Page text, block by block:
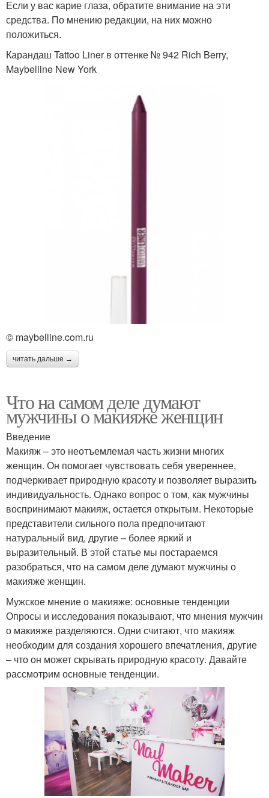
Если у вас карие глаза, обратите внимание на эти
средства. По мнению редакции, на них можно
положиться.
Карандаш Tattoo Liner в оттенке № 942 Rich Berry,
Maybelline New York
© maybelline.com.ru
читать дальше →
Что на самом деле думают
мужчины о макияже женщин
Введение
Макияж – это неотъемлемая часть жизни многих
женщин. Он помогает чувствовать себя увереннее,
подчеркивает природную красоту и позволяет выразить
индивидуальность. Однако вопрос о том, как мужчины
воспринимают макияж, остается открытым. Некоторые
представители сильного пола предпочитают
натуральный вид, другие – более яркий и
выразительный. В этой статье мы постараемся
разобраться, что на самом деле думают мужчины о
макияже женщин.
Мужское мнение о макияже: основные тенденции
Опросы и исследования показывают, что мнения мужчин
о макияже разделяются. Одни считают, что макияж
необходим для создания хорошего впечатления, другие
– что он может скрывать природную красоту. Давайте
рассмотрим основные тенденции.